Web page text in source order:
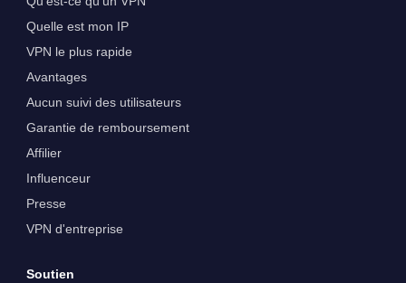
Quelle est mon IP
VPN le plus rapide
Avantages
Aucun suivi des utilisateurs
Garantie de remboursement
Affilier
Influenceur
Presse
VPN d'entreprise
Soutien